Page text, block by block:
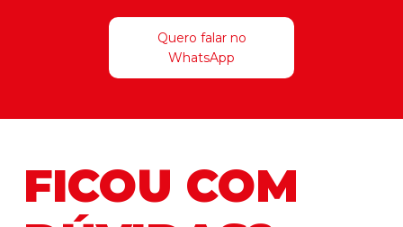
Quero falar no
WhatsApp
FICOU COM